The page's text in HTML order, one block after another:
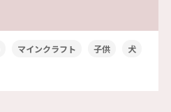
マインクラフト 子供 犬